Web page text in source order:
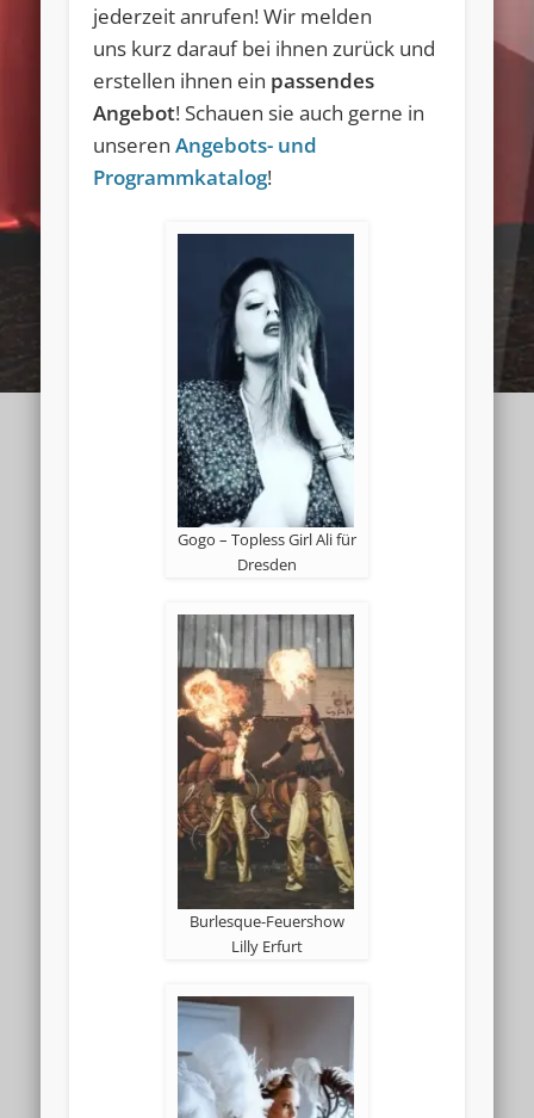
jederzeit anrufen! Wir melden
uns kurz darauf bei ihnen zurück und
erstellen ihnen ein passendes
Angebot! Schauen sie auch gerne in
unserenAngebots- und
Programmkatalog!
Gogo – Topless Girl Ali für
Dresden
Burlesque-Feuershow
Lilly Erfurt